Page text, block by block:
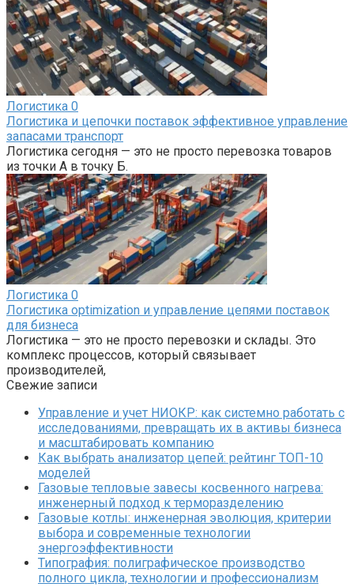
Логистика 0
Логистика и цепочки поставок эффективное управление
запасами транспорт
Логистика сегодня — это не просто перевозка товаров
из точки А в точку Б.
Логистика 0
Логистика optimization и управление цепями поставок
для бизнеса
Логистика — это не просто перевозки и склады. Это
комплекс процессов, который связывает
производителей,
Свежие записи
Управление и учет НИОКР: как системно работать с
исследованиями, превращать их в активы бизнеса
и масштабировать компанию
Как выбрать анализатор цепей: рейтинг ТОП-10
моделей
Газовые тепловые завесы косвенного нагрева:
инженерный подход к терморазделению
Газовые котлы: инженерная эволюция, критерии
выбора и современные технологии
энергоэффективности
Типография: полиграфическое производство
полного цикла, технологии и профессионализм